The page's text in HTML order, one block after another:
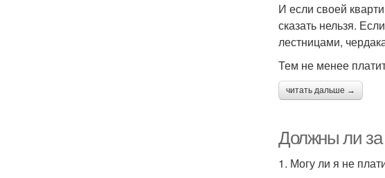
И если своей
сказать нельзя.
лестницами,
Тем не менее
читать дальше →
Должны ли за
1. Могу ли я не